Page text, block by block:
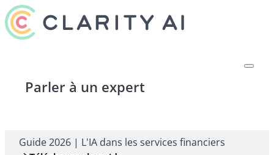
Parler à un expert
Guide 2026 | L'IA dans les services financiers